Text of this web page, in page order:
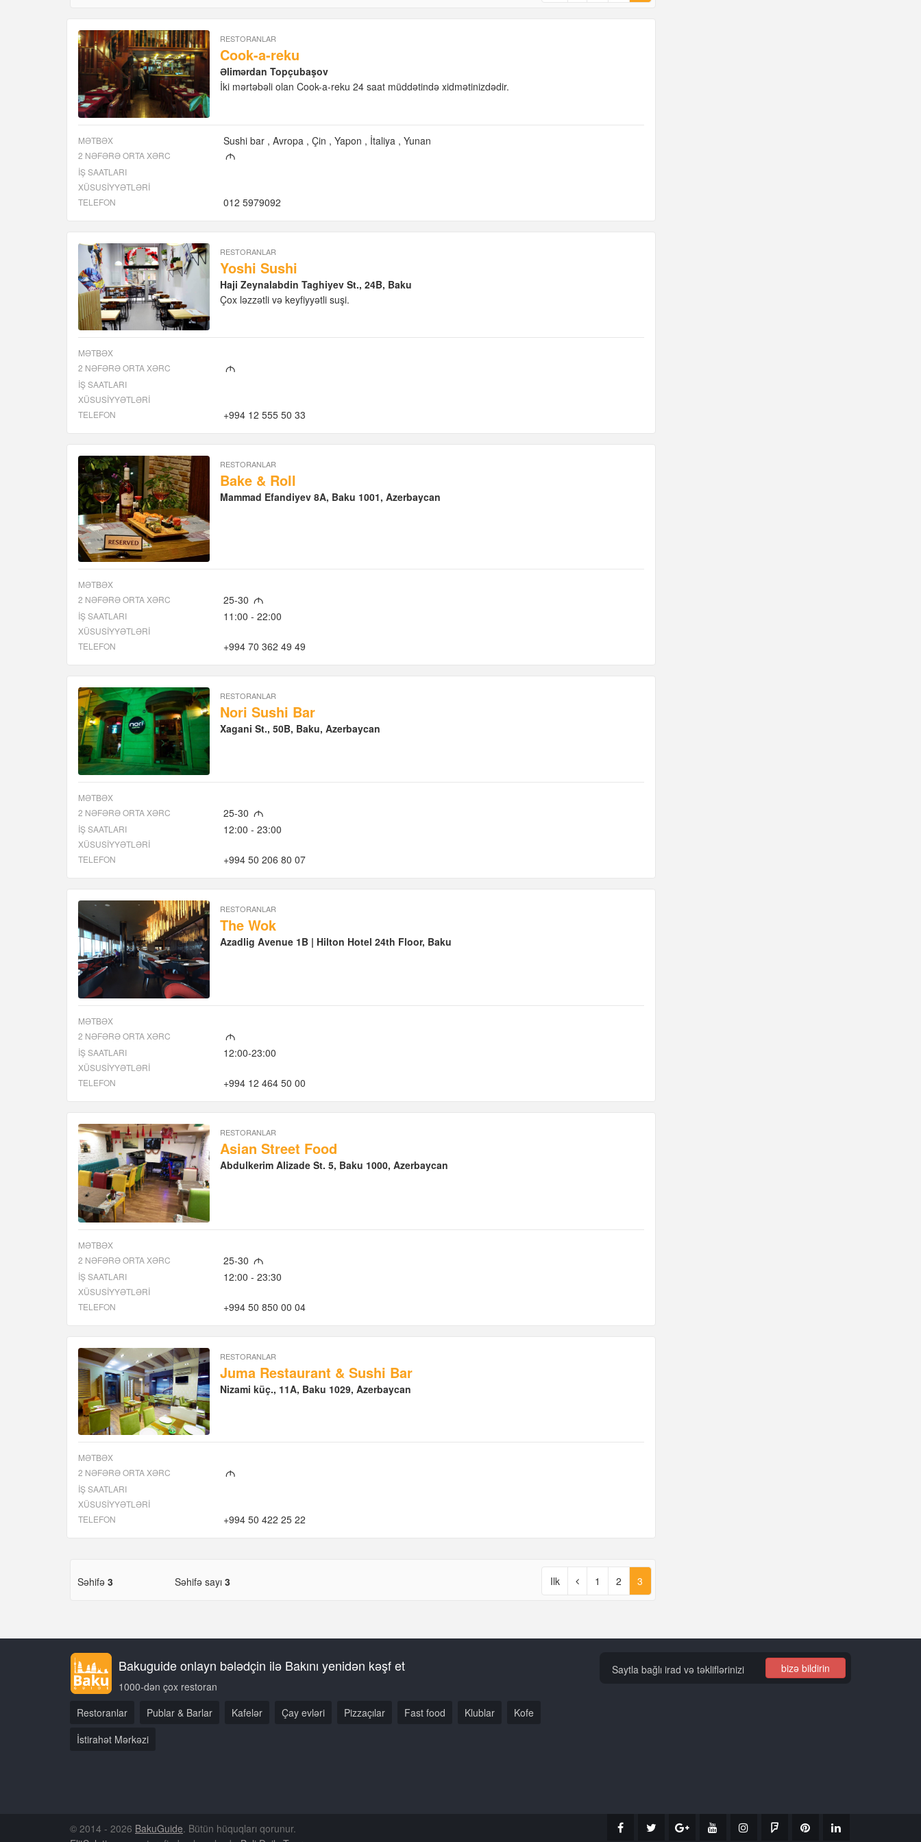
RESTORANLAR
Cook-a-reku
Əlimərdan Topçubaşov
İki mərtəbəli olan Cook-a-reku 24 saat müddətində xidmətinizdədir.
MƏTBƏX Sushi bar Avropa Çin Yapon İtaliya Yunan
2 NƏFƏRƏ ORTA XƏRC M
İŞ SAATLARI
XÜSUSIYYƏTLƏRI
TELEFON
012 5979092
RESTORANLAR
Yoshi Sushi
Haji Zeynalabdin Taghiyev St., 24B, Baku
Çox ləzzətli və keyfiyyətli suşi.
MƏTBƏX
2 NƏFƏRƏ ORTA XƏRC
M
İŞ SAATLARI
XÜSUSIYYƏTLƏRI
TELEFON
+994 12 555 50 33
RESTORANLAR
Bake & Roll
Mammad Efandiyev 8A, Baku 1001, Azerbaycan
MƏTBƏX
2 NƏFƏRƏ ORTA XƏRC
25-30 M
İŞ SAATLARI 11:00 - 22:00
XÜSUSIYYƏTLƏRI
TELEFON
+994 70 362 49 49
RESTORANLAR
Nori Sushi Bar
Xagani St., 50B, Baku, Azerbaycan
MƏTBƏX
2 NƏFƏRƏ ORTA XƏRC
25-30 M
İŞ SAATLARI 12:00 - 23:00
XÜSUSIYYƏTLƏRI
TELEFON
+994 50 206 80 07
RESTORANLAR
The Wok
Azadlig Avenue 1B | Hilton Hotel 24th Floor, Baku
MƏTBƏX
2 NƏFƏRƏ ORTA XƏRC
M
İŞ SAATLARI 12:00-23:00
XÜSUSIYYƏTLƏRI
TELEFON
+994 12 464 50 00
RESTORANLAR
Asian Street Food
Abdulkerim Alizade St. 5, Baku 1000, Azerbaycan
MƏTBƏX
2 NƏFƏRƏ ORTA XƏRC
25-30 M
İŞ SAATLARI 12:00 - 23:30
XÜSUSIYYƏTLƏRI
TELEFON
+994 50 850 00 04
RESTORANLAR
Juma Restaurant & Sushi Bar
Nizami küç., 11A, Baku 1029, Azerbaycan
MƏTBƏX
2 NƏFƏRƏ ORTA XƏRC
M
İŞ SAATLARI
XÜSUSIYYƏTLƏRI
TELEFON
+994 50 422 25 22
Səhifə 3 Səhifə sayı3 Ilk 1 2 3
Bakuguide onlayn bələdçin ilə Bakını yenidən kəşf et
1000-dən çox restoran
Restoranlar
Publar & Barlar Kafelər Çay evləri Pizzaçılar Fast food Klublar
Kofe
İstirahət Mərkəzi
Saytla bağlı irad və təkliflərinizi bizə bildirin
© 2014 - 2026 BakuGuide. Bütün hüquqları qorunur.